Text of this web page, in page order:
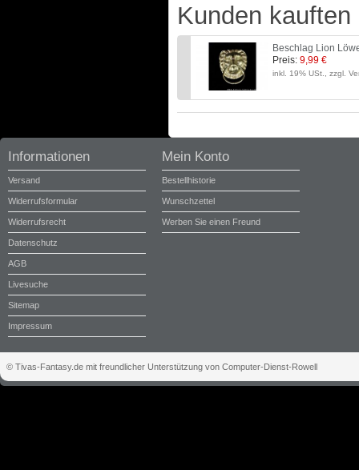
Kunden
Beschlag Lion
Preis: 9,99 €
inkl. 19% USt., zzgl.
Informationen
Versand
Widerrufsformular
Widerrufsrecht
Datenschutz
AGB
Livesuche
Sitemap
Impressum
Mein Konto
Bestellhistorie
Wunschzettel
Werben Sie einen Freund
© Tivas-Fantasy.de mit freundlicher Unterstützung von Computer-Dienst-Rowell